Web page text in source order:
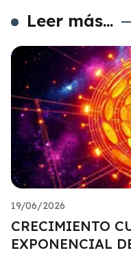
Leer más...
19/06/2026
CRECIMIENTO
EXPONENCIAL